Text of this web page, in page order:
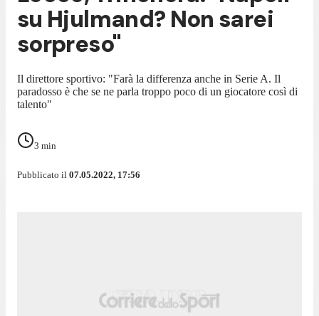
su Hjulmand? Non sarei
sorpreso"
Il direttore sportivo: "Farà la differenza anche in Serie A. Il
paradosso è che se ne parla troppo poco di un giocatore così di
talento"
3 min
Pubblicato il 07.05.2022, 17:56